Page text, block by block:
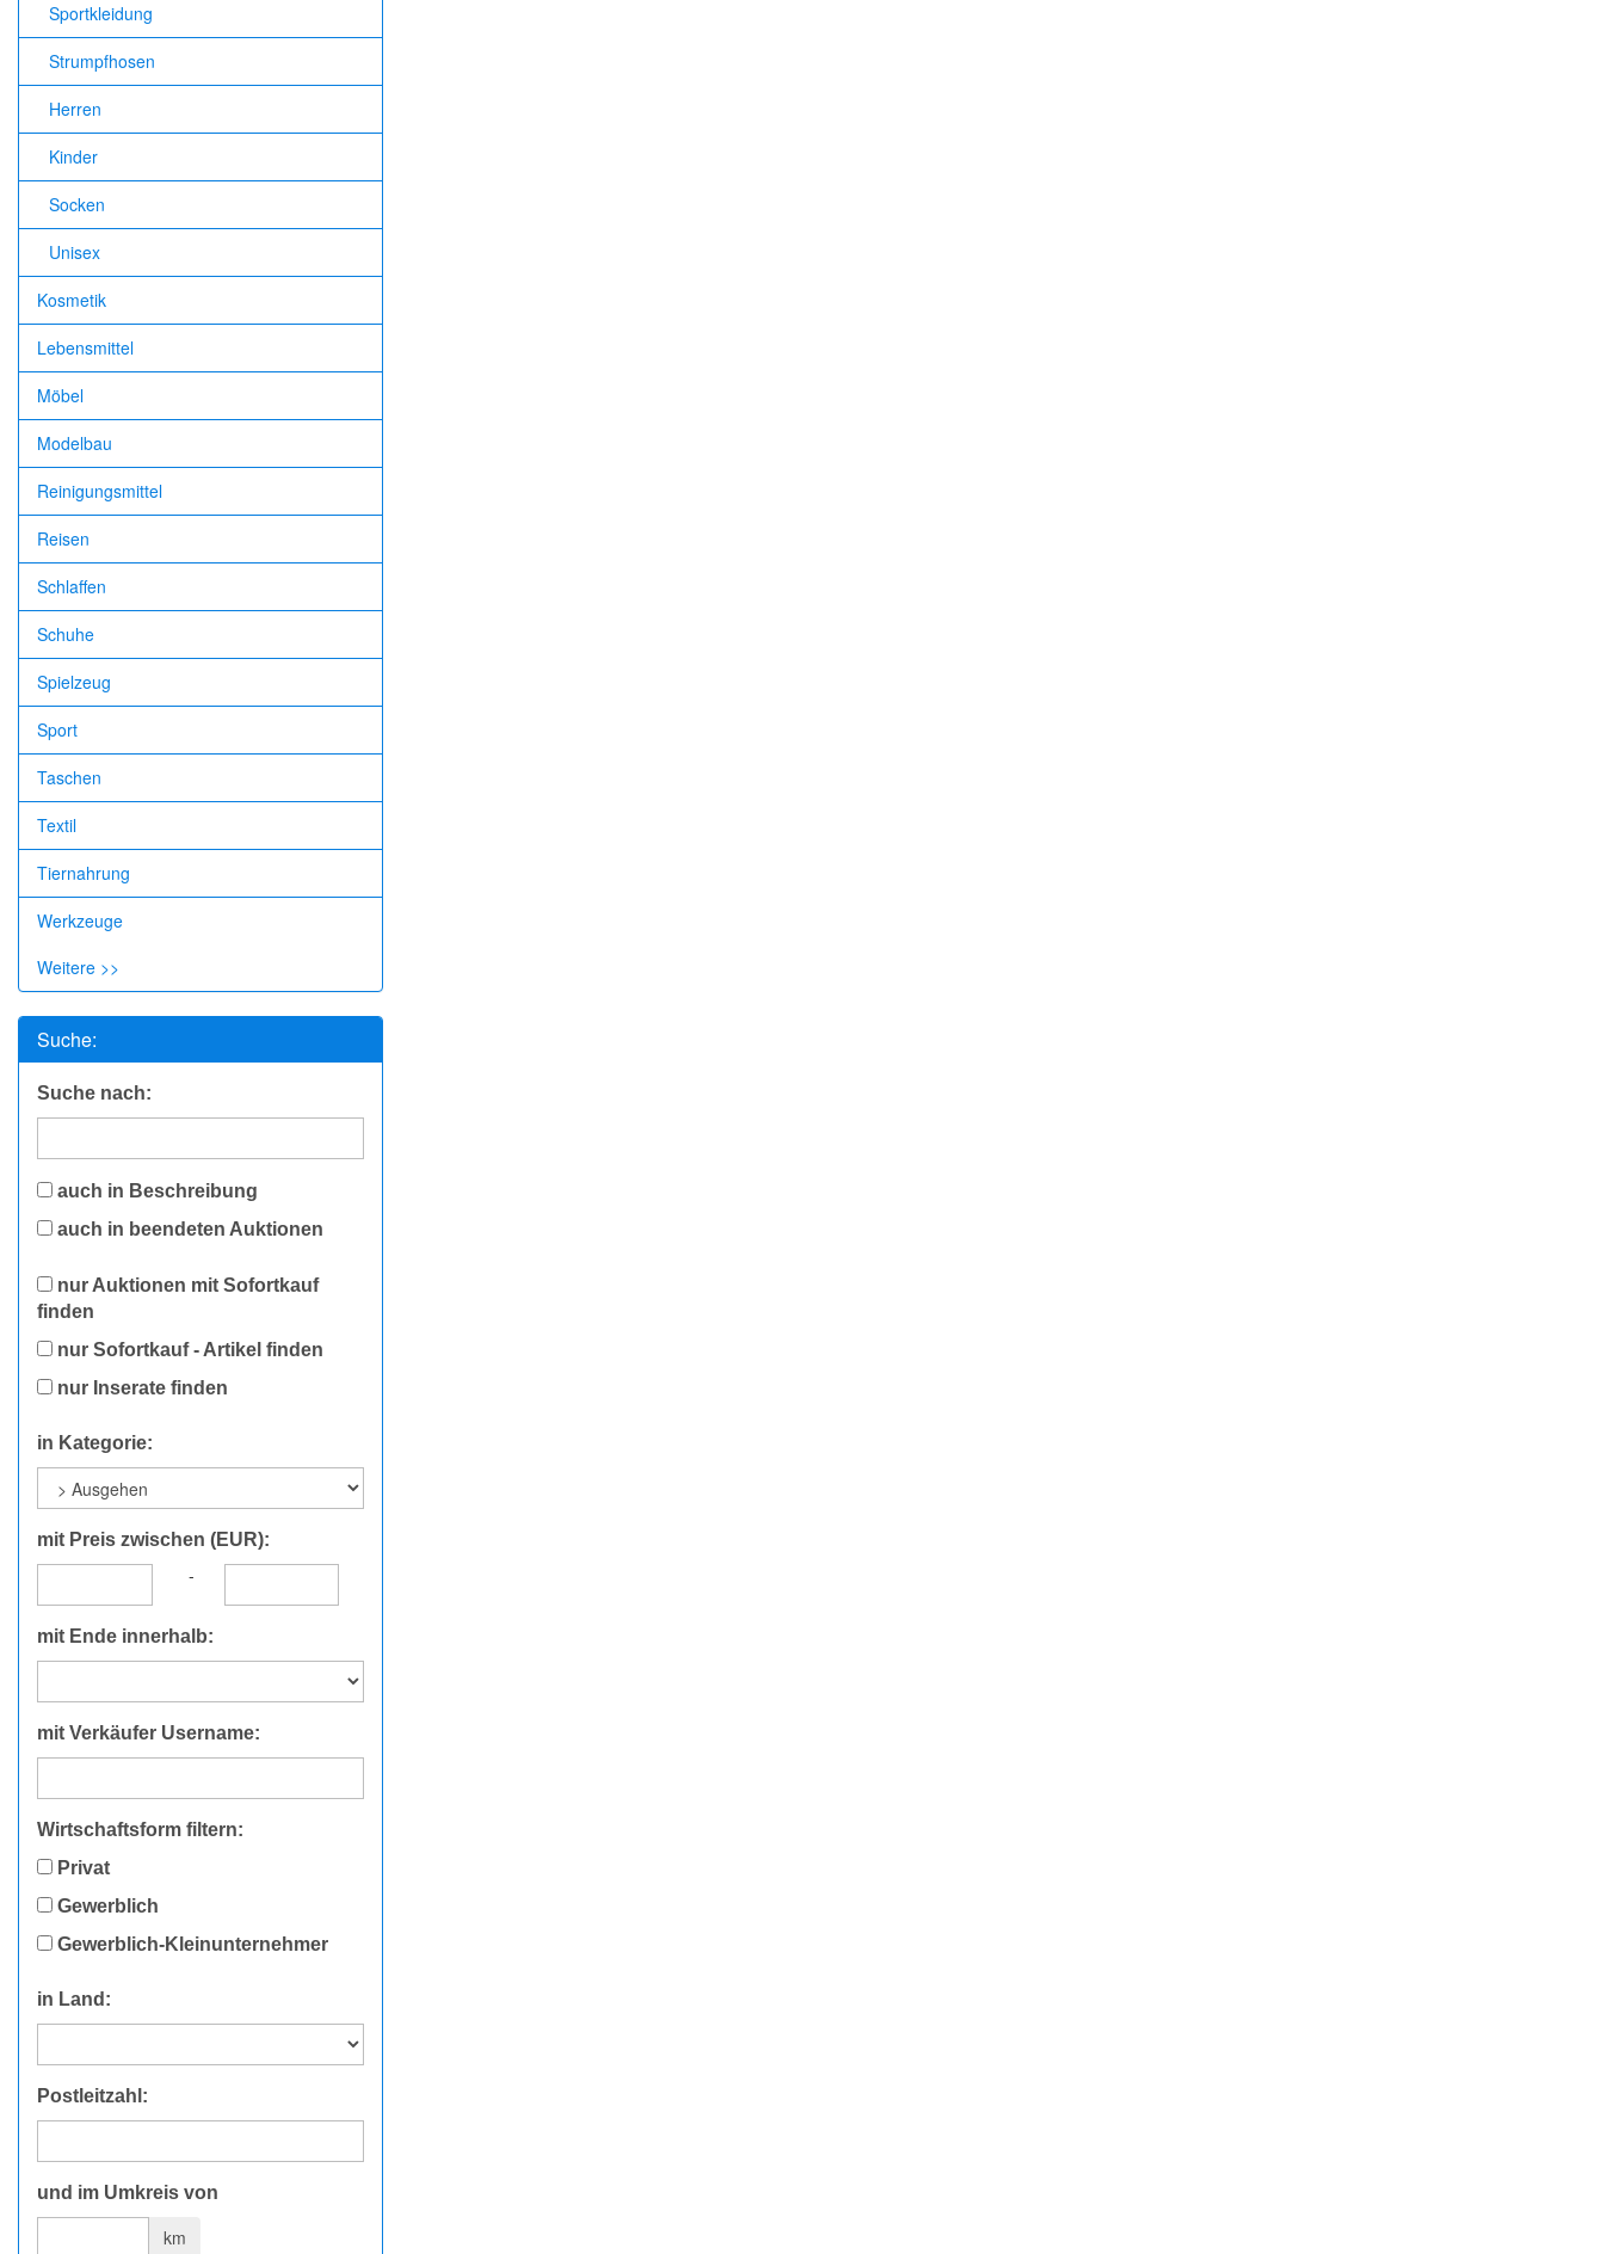
Sportkleidung
Strumpfhosen
Herren
Kinder
Socken
Unisex
Kosmetik
Lebensmittel
Möbel
Modelbau
Reinigungsmittel
Reisen
Schlaffen
Schuhe
Spielzeug
Sport
Taschen
Textil
Tiernahrung
Werkzeuge
Weitere >>
Suche:
Suche nach:
auch in Beschreibung
auch in beendeten Auktionen
nur Auktionen mit Sofortkauf
finden
nur Sofortkauf - Artikel finden
nur Inserate finden
in Kategorie:
mit Preis zwischen (EUR):
-
mit Ende innerhalb:
mit Verkäufer Username:
Wirtschaftsform filtern:
Privat
Gewerblich
Gewerblich-Kleinunternehmer
in Land:
Postleitzahl:
und im Umkreis von
km